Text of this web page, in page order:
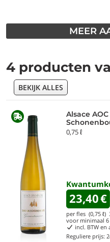
MEER
4 producten
BEKIJK ALLES
Alsace AOC Gewürztraminer Grand Cru
0,75 ℓ
23,40€
per fles (0,75 ℓ)
voor minimaal 6
incl. BTW en
Reguliere prijs: